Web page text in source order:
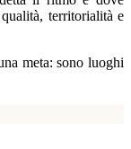
qualità, territorialità e
meta: sono luoghi